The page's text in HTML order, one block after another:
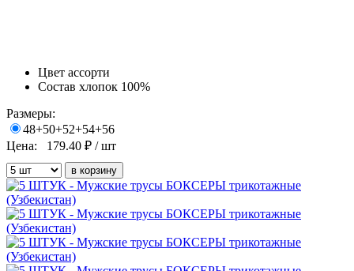
Цвет ассорти
Состав хлопок 100%
Размеры:
48+50+52+54+56
Цена:
179.40 ₽ / шт